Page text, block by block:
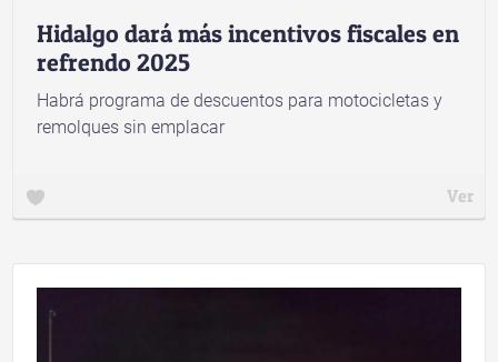
Hidalgo dará más incentivos fiscales en
refrendo 2025
Habrá programa de descuentos para motocicletas y
remolques sin emplacar
Ver